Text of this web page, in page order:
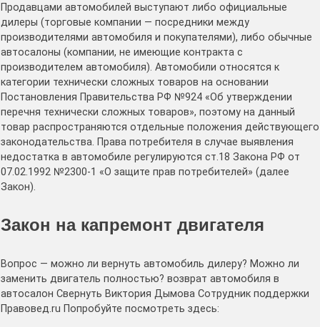
Продавцами автомобилей выступают либо официальные
дилеры (торговые компании — посредники между
производителями автомобиля и покупателями), либо обычные
автосалоны (компании, не имеющие контракта с
производителем автомобиля). Автомобили относятся к
категории технически сложных товаров на основании
Постановления Правительства РФ №924 «Об утверждении
перечня технически сложных товаров», поэтому на данный
товар распространяются отдельные положения действующего
законодательства. Права потребителя в случае выявления
недостатка в автомобиле регулируются ст.18 Закона РФ от
07.02.1992 №2300-1 «О защите прав потребителей» (далее
Закон).
Закон на капремонт двигателя
Вопрос — можно ли вернуть автомобиль дилеру? Можно ли
заменить двигатель полностью? возврат автомобиля в
автосалон Свернуть Виктория Дымова Сотрудник поддержки
Правовед.ru Попробуйте посмотреть здесь: